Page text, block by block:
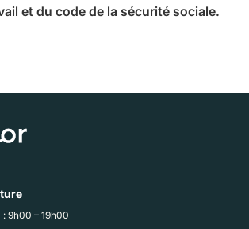
et du code de la sécurité sociale.
9h00 – 19h00